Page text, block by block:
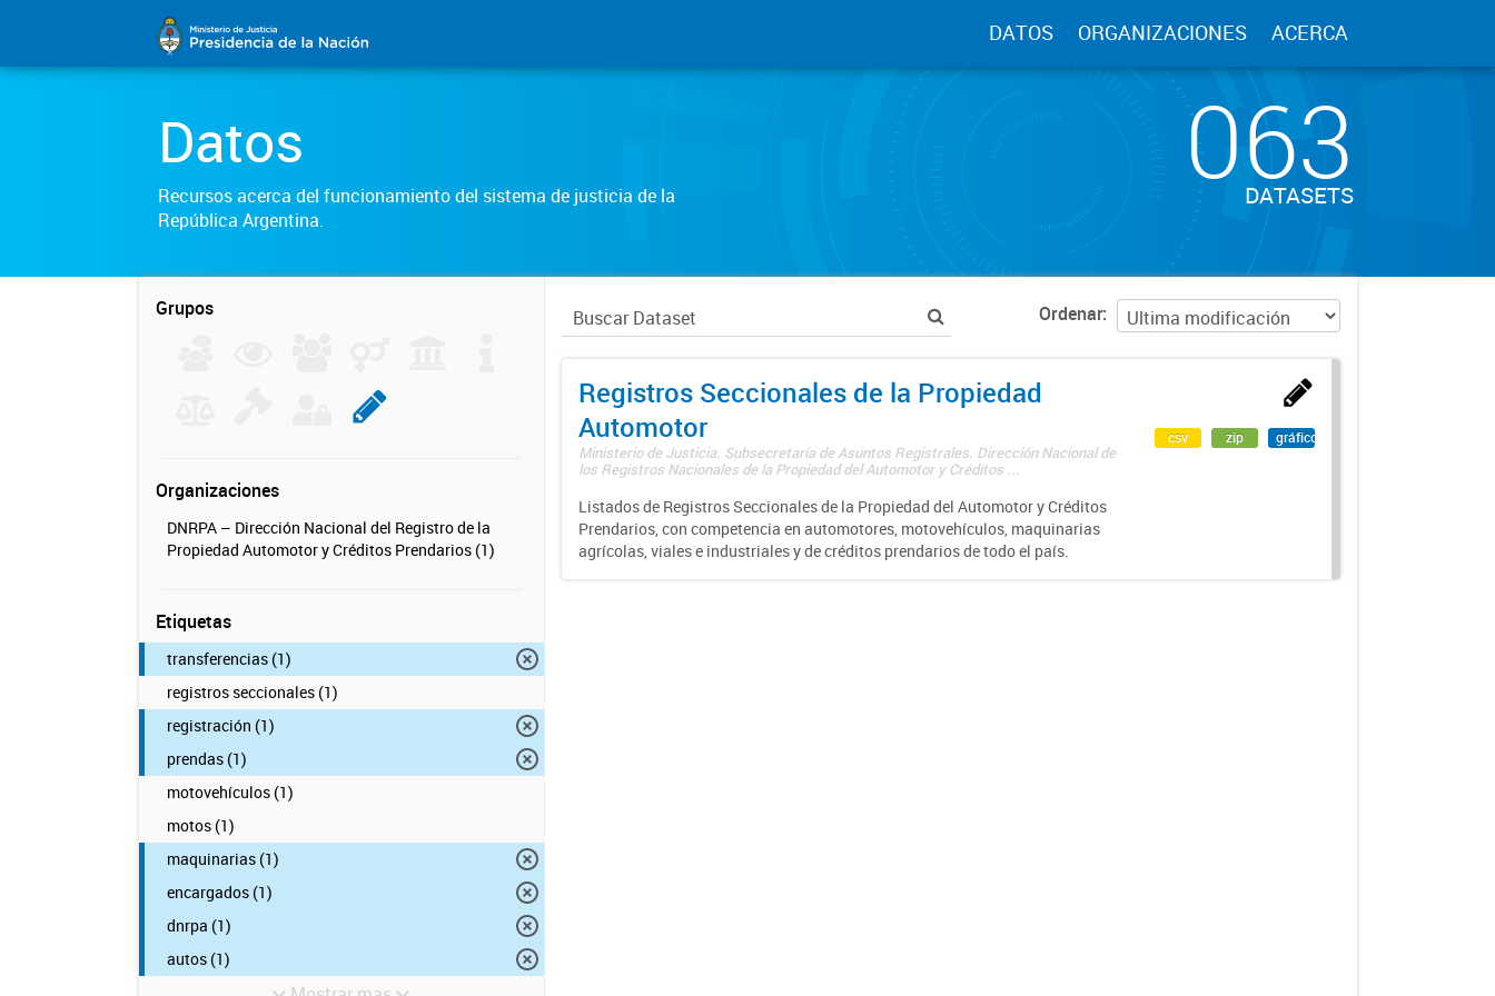
DATOS ORGANIZACIONES ACERCA
Datos
Recursos acerca del funcionamiento del sistema de justicia de la
República Argentina.
063
DATASETS
Grupos
Organizaciones
DNRPA – Dirección Nacional del Registro de la
Propiedad Automotor y Créditos Prendarios (1)
Etiquetas
transferencias (1)
registros seccionales (1)
registración (1)
prendas (1)
motovehículos (1)
motos (1)
maquinarias (1)
encargados (1)
dnrpa (1)
autos (1)
Ordenar
Registros Seccionales de la Propiedad
Automotor
Ministerio de Justicia. Subsecretaría de Asuntos Registrales. Dirección Nacional de
los Registros Nacionales de la Propiedad del Automotor y Créditos ...
Listados de Registros Seccionales de la Propiedad del Automotor y Créditos
Prendarios, con competencia en automotores, motovehículos, maquinarias
agrícolas, viales e industriales y de créditos prendarios de todo el país.
csv zip gráfico